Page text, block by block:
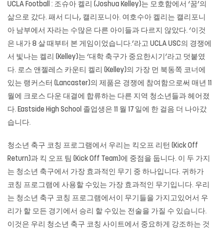
UCLA Football : 조슈아 켈리 (Joshua Kelley)는 모호함에서 ‘꿈’의
삶으로 갔다. 패서 디나, 캘리포니아. 여호수아 켈리는 캘리포니
아 남부에서 자라는 수많은 다른 아이들과 다르지 않았다. ‘이것
은 내가 8 살 때부터 본 게임이었습니다.’라고 UCLA USC의 경쟁에
서 빛나는 켈리 (Kelley)는 ‘대학 축구가 중요한시기’라고 덧붙였
다. 로스 앤젤레스 카운티 켈리 (Kelley)의 가장 먼 북동쪽 코너에
있는 랭커스터 (Lancaster)의 제품은 경쟁에 참여함으로써 매년 11
월에 크로스 다운 대결에 합류하는 다른 지역 청소년들과 헤어졌
다. Eastside High School 졸업생은 11 월 17 일에 한 걸음 더 나아갔
습니다.
청소년 축구 코칭 프로그램에서 우리는 킥오프 리턴 (Kick Off
Return)과 킥 오프 팀 (Kick Off Team)에 중점을 둡니다. 이 두 가지
는 청소년 축구에서 가장 효과적인 무기 중 하나입니다. 귀하가
코칭 프로그램에 사용할 수있는 가장 효과적인 무기입니다. 우리
는 청소년 축구 코칭 프로그램에서이 무기들을 가지고있어서 우
리가 할 모든 경기에서 승리 할 수있는 전술을 가질 수 있습니다.
이것은 우리 청소년 축구 코칭 사이트에서 중요하게 강조하는 것